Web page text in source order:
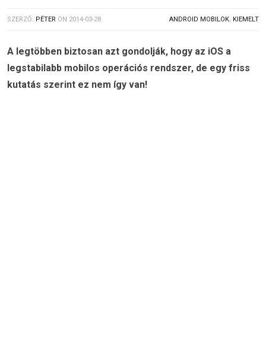
SZERZŐ: PÉTER ON 2014-03-28 ANDROID MOBILOK, KIEMELT
A legtöbben biztosan azt gondolják, hogy az iOS a
legstabilabb mobilos operációs rendszer, de egy friss
kutatás szerint ez nem így van!